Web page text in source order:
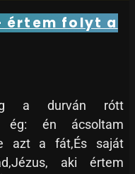
értem folyt a
a durván rótt
ég: én ácsoltam
azt a fát,És saját
aki értem